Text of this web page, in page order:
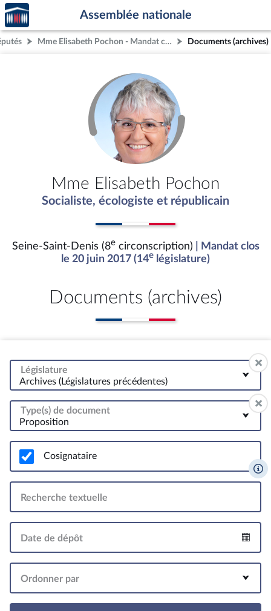
Aller au contenu
Aller en bas de la page
Accèder
à la
page
d'accueil
Assemblée nationale
Mme Elisabeth Pochon - Mandat clos - Seine-Saint-Denis (8e circonscription) Documents (archives)
Mme Elisabeth Pochon
Socialiste, écologiste et républicain
Seine-Saint-Denis (8ecirconscription)
| Mandat clos
le 20 juin 2017 (14e législature)
Documents (archives)
Législature
Archives (Législatures précédentes)
Type(s) de document
Proposition
Cosignataire
Recherche textuelle
Date de dépôt
Ordonner par